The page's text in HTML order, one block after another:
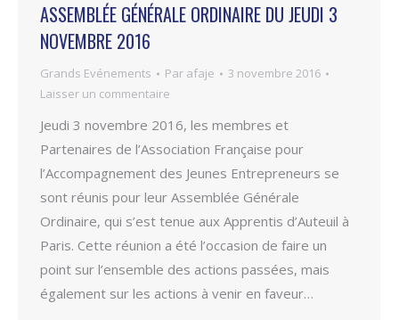
ASSEMBLÉE GÉNÉRALE ORDINAIRE DU JEUDI 3
NOVEMBRE 2016
Grands Evénements Par afaje
3 novembre 2016
Laisser un commentaire
Jeudi 3 novembre 2016, les membres et
Partenaires de l’Association Française pour
l’Accompagnement des Jeunes Entrepreneurs se
sont réunis pour leur Assemblée Générale
Ordinaire, qui s’est tenue aux Apprentis d’Auteuil à
Paris. Cette réunion a été l’occasion de faire un
point sur l’ensemble des actions passées, mais
également sur les actions à venir en faveur…